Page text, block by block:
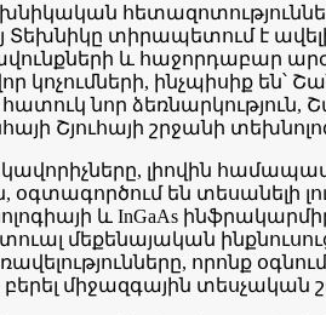
Տեխնիկը տիրապետում է
և հաջորդաբար
ինչպիսիք են՝
նոր ձեռնարկություն,
Շյուհայի շրջանի
լիովին
են տեսանելի
և InGaAs
մեքենայական
որոնք օգնում
բերել միջազգային տեսչական